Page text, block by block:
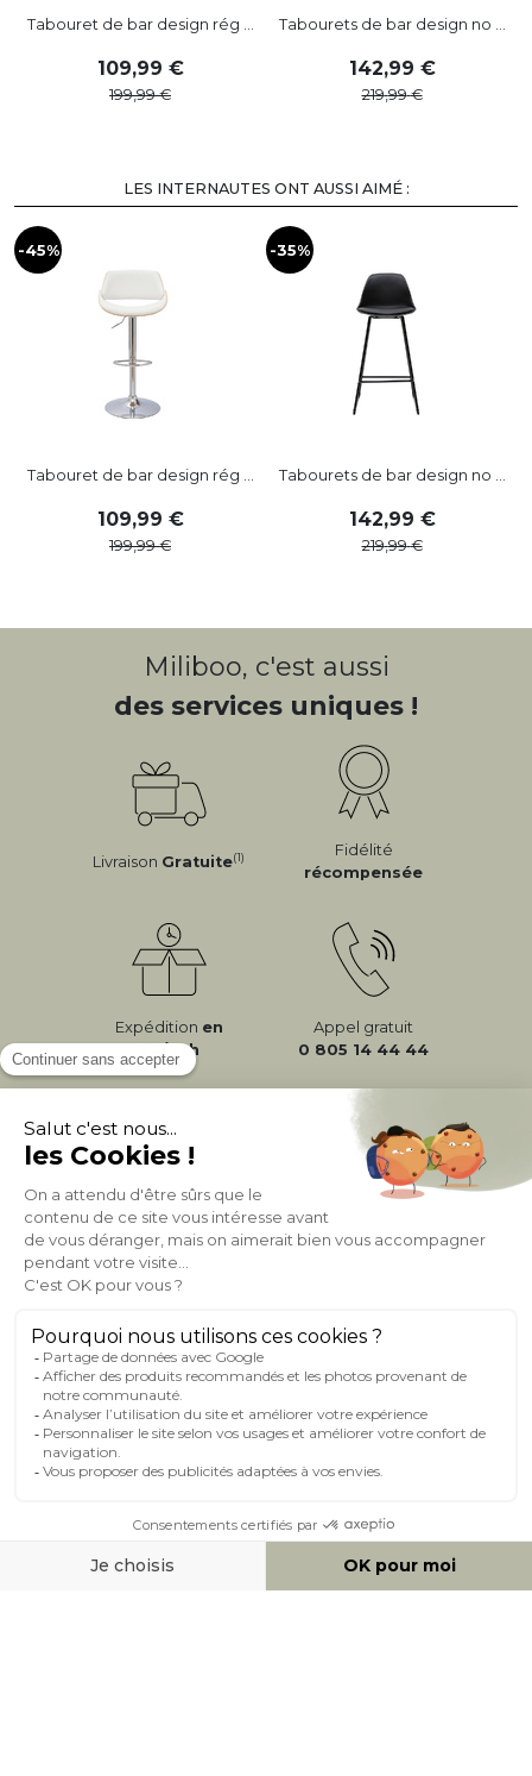
Tabouret de bar design rég ...
109,99
199,99
Tabourets de bar design no ...
142,99
219,99
LES INTERNAUTES ONT AUSSI AIMÉ :
-45%
Tabouret de bar design rég ...
109,99
199,99
-35%
Tabourets de bar design no ...
142,99
219,99
Miliboo, c'est aussi
des services uniques !
Livraison Gratuite(1)
Fidélité
récompensée
Expédition en
24/72h
Appel gratuit
0 805 14 44 44
À PROPOS DE MILIBOO
AIDE & CONTACT